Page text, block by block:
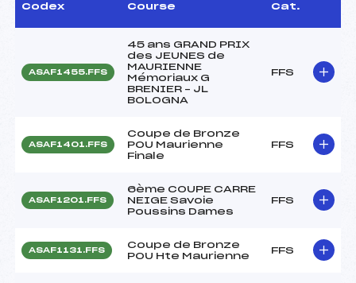
Codex Course Cat.
ASAF1455.FFS
45 ans GRAND PRIX
des JEUNES de
MAURIENNE
Mémoriaux G
BRENIER – JL
BOLOGNA
FFS
ASAF1401.FFS
Coupe de Bronze
POU Maurienne
Finale
FFS
ASAF1201.FFS
6ème COUPE CARRE
NEIGE Savoie
Poussins Dames
FFS
ASAF1131.FFS
Coupe de Bronze
POU Hte Maurienne
FFS